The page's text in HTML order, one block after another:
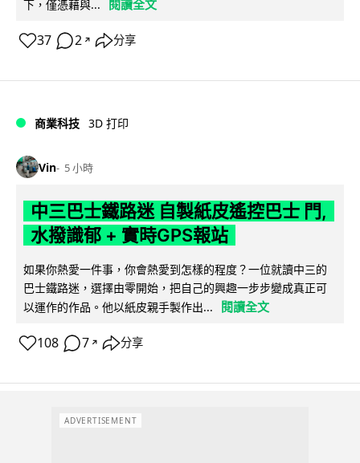
下，僅憑藉與... 閱讀全文
37 2 ↗ 分享
商業科技 3D 打印
Vin 5 小時
中三巴士鐵路迷 自製紙皮遙控巴士 門,
水撥識郁 + 實時GPS報站
如果你熱愛一件事，你會熱愛到怎樣的程度？一位就讀中三的
巴士鐵路迷，選擇由零開始，把自己的興趣一步步變成真正可
以運作的作品。他以紙皮親手製作出...
閱讀全文
108 7 ↗ 分享
ADVERTISEMENT